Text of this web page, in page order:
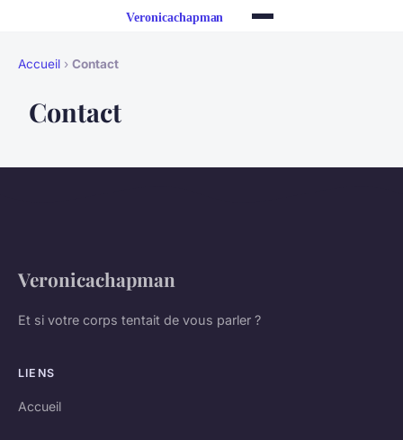
Accueil › Contact
Contact
Veronicachapman
Et si votre corps tentait de vous parler ?
LIENS
Accueil